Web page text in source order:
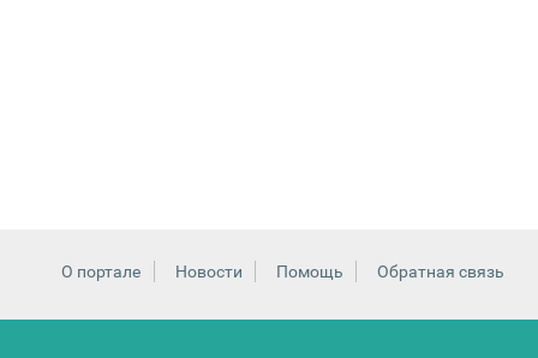
О портале Новости Помощь Обратная связь